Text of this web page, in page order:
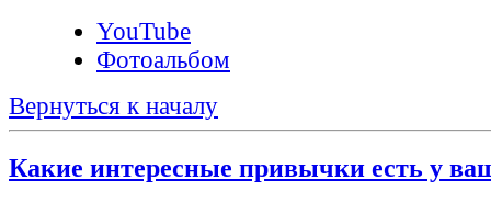
YouTube
Фотоальбом
Вернуться к началу
Какие интересные привычки есть у